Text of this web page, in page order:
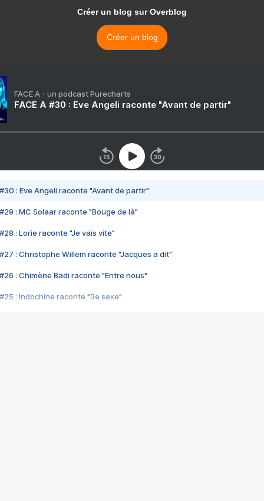
Créer un blog sur Overblog
Créer un blog
FACE A - un podcast Purecharts
FACE A #30 : Eve Angeli raconte "Avant de partir"
#30 : Eve Angeli raconte "Avant de partir"
#29 : MC Solaar raconte "Bouge de là"
#28 : Lorie raconte "Je vais vite"
#27 : Christophe Willem raconte "Jacques a dit"
#26 : Chimène Badi raconte "Entre nous"
#25 : Indochine raconte "3e sexe"